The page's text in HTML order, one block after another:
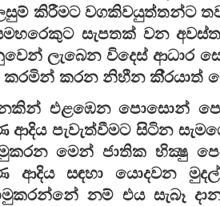
කිරීමට වගකිවයුත්තන්ට
සැපතක් වන
ලැබෙන විදෙස් ආධාර
කරමින් කරන නිහීන කි‍්‍රයාත්
එළඹෙන පොසොන්
පැවැත්වීමට සිටින
මෙන් ජාතික භික්‍ෂු
ආදිය සඳහා යොදවන මුදල්
නම් එය සැබෑ